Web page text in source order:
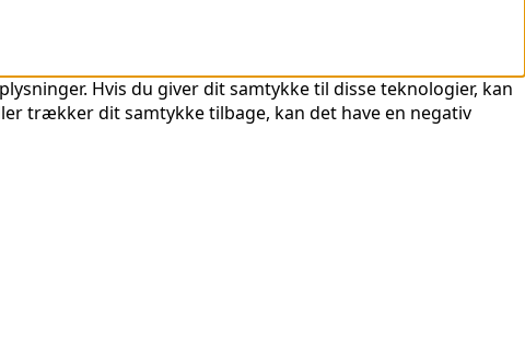
Hvis du giver dit samtykke til disse teknologier, kan
trækker dit samtykke tilbage, kan det have en negativ